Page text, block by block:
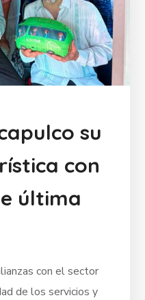
su
con
última
con el sector
de los servicios y